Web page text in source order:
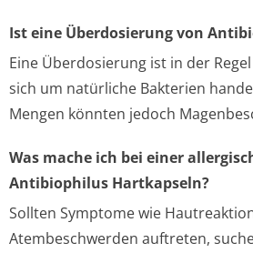
Ist eine Überdosierung von
Eine Überdosierung ist in der
sich um natürliche Bakterien
Mengen könnten jedoch
Was mache ich bei einer
Antibiophilus Hartkapseln?
Sollten Symptome wie
Atembeschwerden auftreten,